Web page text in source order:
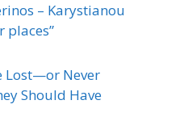
– Karystianou
places”
Lost—or Never
Should Have